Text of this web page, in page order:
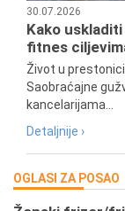
30.07.2026
Kako
fitnes
Život u
Saobraćajne
kancelarijama...
Detaljnije ›
OGLASI ZA POSAO